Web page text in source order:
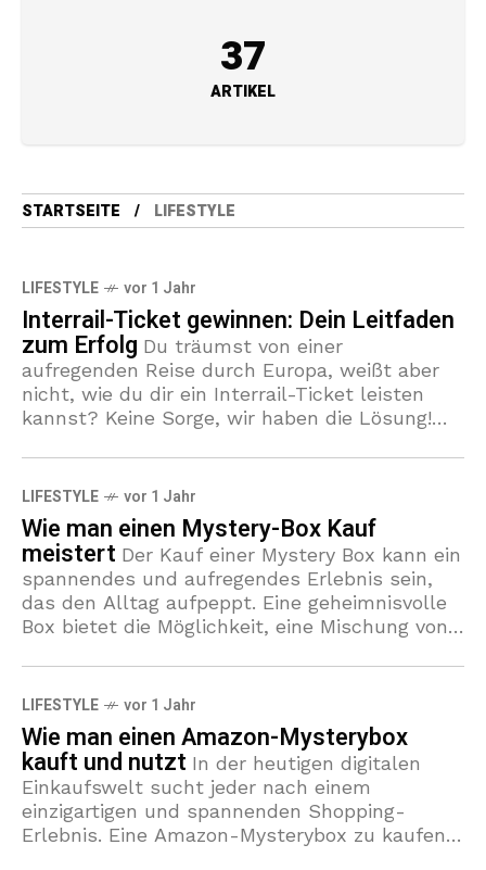
37
ARTIKEL
STARTSEITE LIFESTYLE
LIFESTYLE vor 1 Jahr
Interrail-Ticket gewinnen: Dein Leitfaden
zum Erfolg Du träumst von einer
aufregenden Reise durch Europa, weißt aber
nicht, wie du dir ein Interrail-Ticket leisten
kannst? Keine Sorge, wir haben die Lösung!
LIFESTYLE vor 1 Jahr
Wie man einen Mystery-Box Kauf
meistert Der Kauf einer Mystery Box kann ein
spannendes und aufregendes Erlebnis sein,
das den Alltag aufpeppt. Eine geheimnisvolle
Box bietet die Möglichkeit, eine Mischung von
LIFESTYLE vor 1 Jahr
Wie man einen Amazon-Mysterybox
kauft und nutzt In der heutigen digitalen
Einkaufswelt sucht jeder nach einem
einzigartigen und spannenden Shopping-
Erlebnis. Eine Amazon-Mysterybox zu kaufen